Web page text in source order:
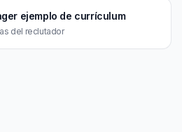
ejemplo de currículum
del reclutador